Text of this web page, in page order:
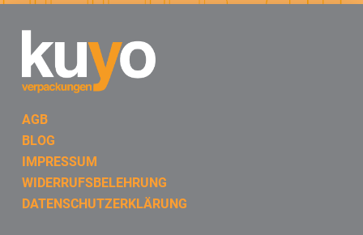
AGB
BLOG
IMPRESSUM
WIDERRUFSBELEHRUNG
DATENSCHUTZERKLÄRUNG